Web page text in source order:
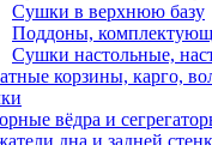
Сушки в верхнюю базу
Поддоны,
Сушки настольные,
корзины, карго,
вёдра и
дна и задней